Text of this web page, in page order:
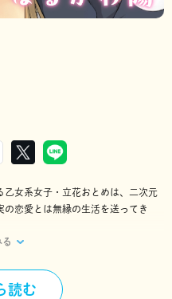
女系女子・立花おとめは、二次元
恋愛とは無縁の生活を送ってき
のの転校生・十和田王子が現れ
ってしまい…？
る
読む